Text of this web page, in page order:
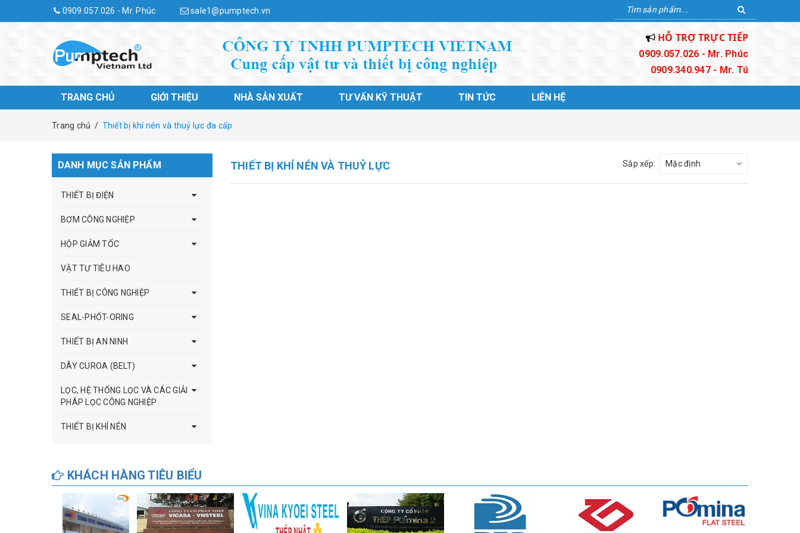
0909.057.026 - Mr. Phúc sale1@pumptech.vn
HỖ TRỢ TRỰC TIẾP
0909.057.026 - Mr. Phúc
0909.340.947 - Mr. Tú
TRANG CHỦ GIỚI THIỆU NHÀ SẢN XUẤT TƯ VẤN KỸ THUẬT TIN TỨC LIÊN HỆ
Trang chủ / Thiết bị khí nén và thuỷ lực đa cấp
THIẾT BỊ KHÍ NÉN VÀ THUỶ LỰC Sắp xếp:
DANH MỤC SẢN PHẨM
THIẾT BỊ ĐIỆN
BƠM CÔNG NGHIỆP
HỘP GIẢM TỐC
VẬT TƯ TIÊU HAO
THIẾT BỊ CÔNG NGHIỆP
SEAL-PHỐT-ORING
THIẾT BỊ AN NINH
DÂY CUROA (BELT)
LỌC, HỆ THỐNG LỌC VÀ CÁC GIẢI
PHÁP LỌC CÔNG NGHIỆP
THIẾT BỊ KHÍ NÉN
KHÁCH HÀNG TIÊU BIỂU